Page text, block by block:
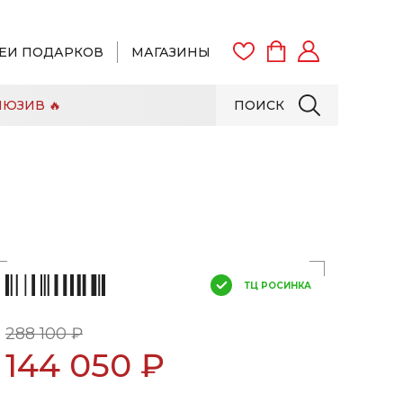
ПОДАРКОВ МАГАЗИНЫ
ПОИСК
🔥
ТЦ РОСИНКА
288 100 ₽
144 050 ₽